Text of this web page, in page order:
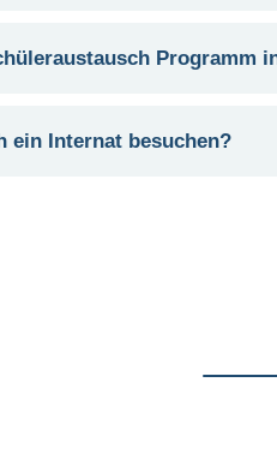
Programm
ein Internat besuchen?